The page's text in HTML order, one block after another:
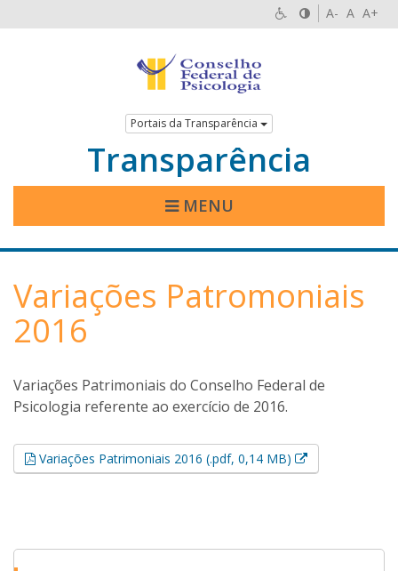
A- A A+
Portais da Transparência
Transparência
MENU
Variações Patromoniais
2016
Variações Patrimoniais do Conselho Federal de
Psicologia referente ao exercício de 2016.
Variações Patrimoniais 2016 (.pdf, 0,14 MB) Esse link